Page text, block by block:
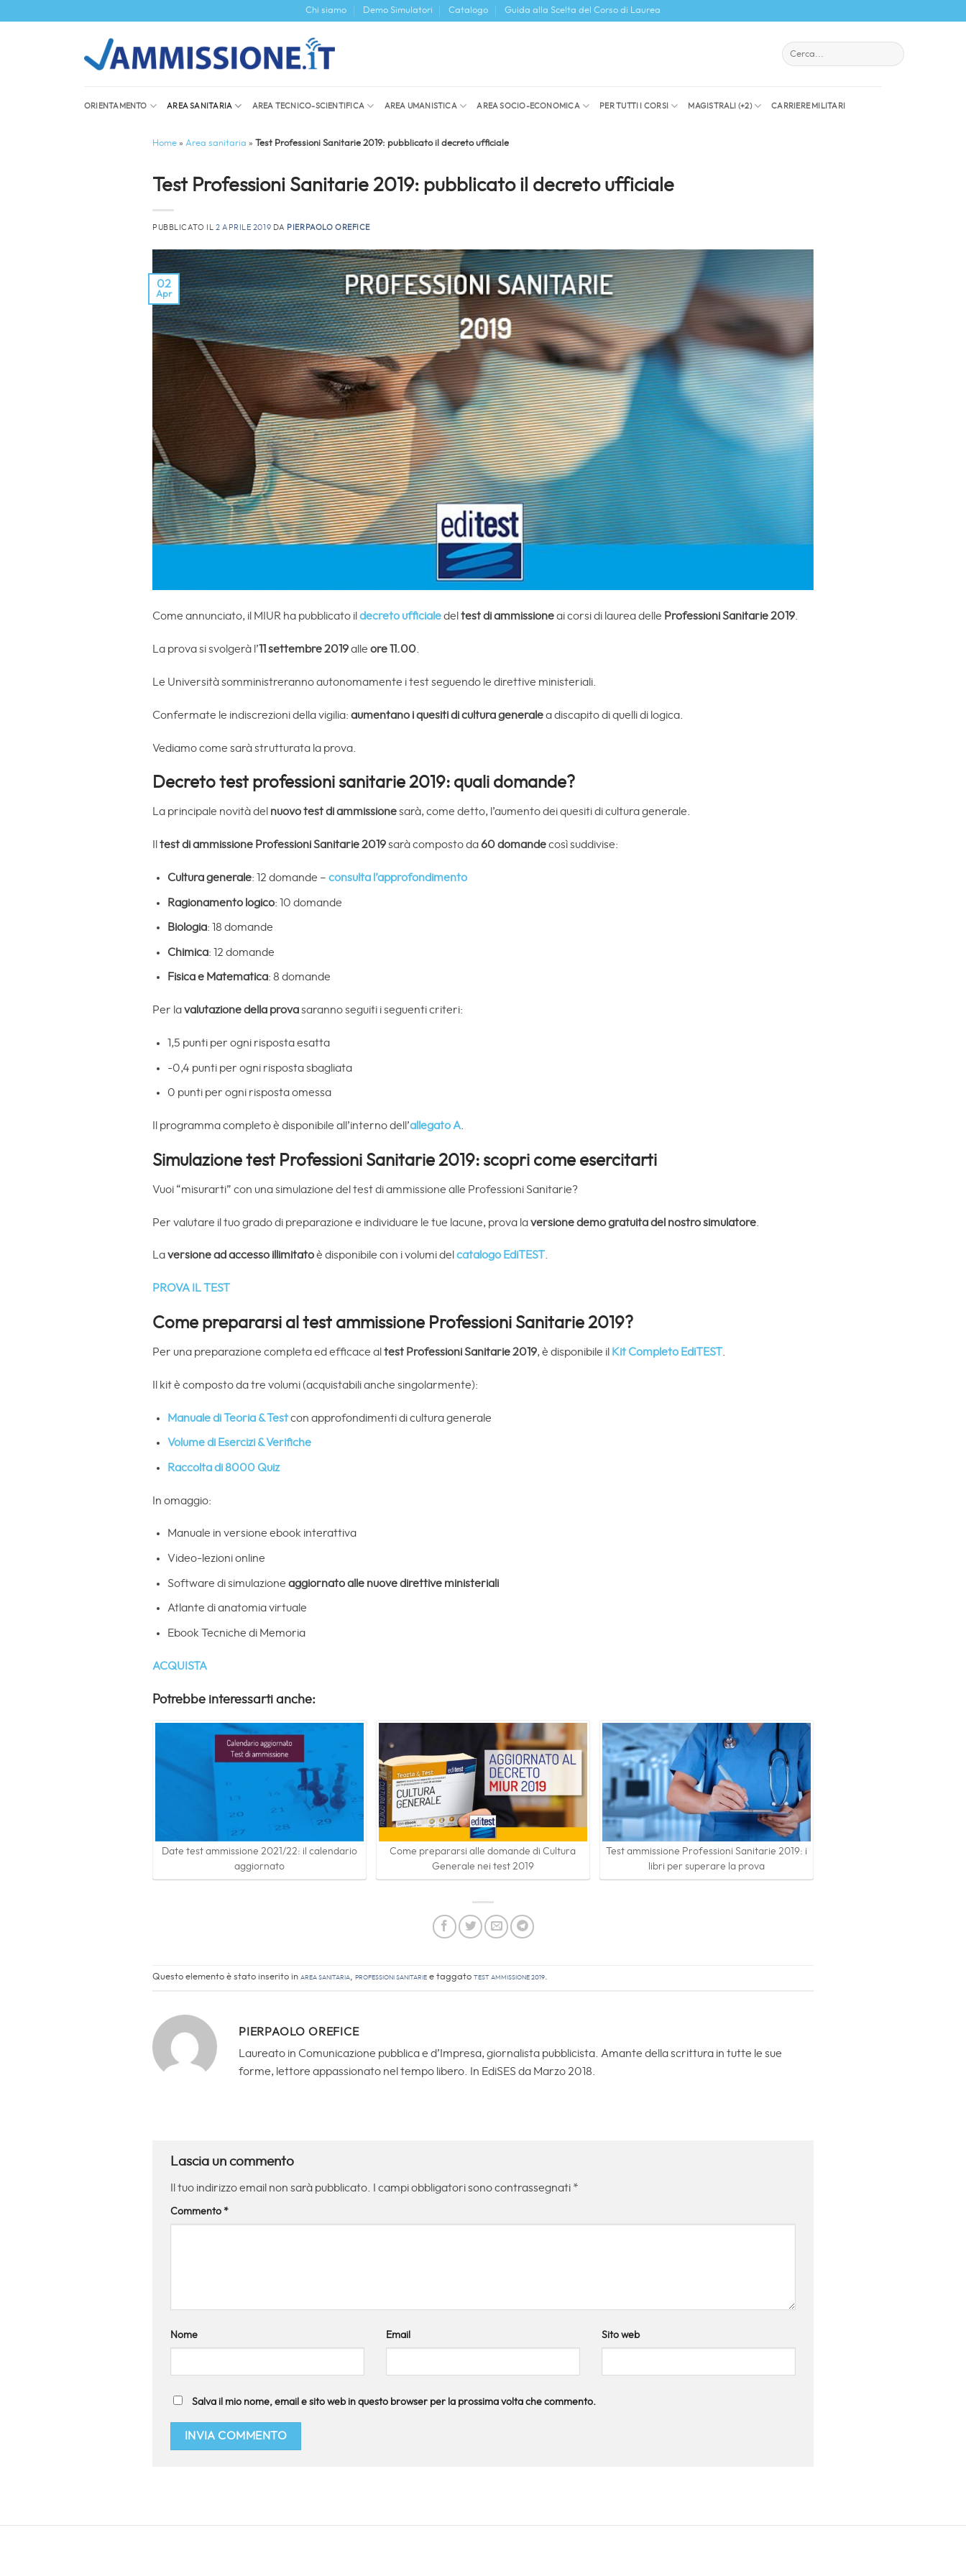
Chi siamo Demo Simulatori Catalogo Guida alla Scelta del Corso di Laurea
ORIENTAMENTO AREA SANITARIA AREA TECNICO-SCIENTIFICA AREA UMANISTICA AREA SOCIO-ECONOMICA PER TUTTI I CORSI MAGISTRALI (+2) CARRIERE MILITARI
Home » Area sanitaria » Test Professioni Sanitarie 2019: pubblicato il decreto ufficiale
Test Professioni Sanitarie 2019: pubblicato il decreto ufficiale
PUBBLICATO IL 2 APRILE 2019 DA PIERPAOLO OREFICE
02
Apr
Come annunciato, il MIUR ha pubblicato il decreto ufficialedel test di ammissioneai corsi di laurea delle Professioni Sanitarie 2019.
La prova si svolgerà l’11 settembre 2019alle ore 11.00.
Le Università somministreranno autonomamente i test seguendo le direttive ministeriali.
Confermate le indiscrezioni della vigilia: aumentano i quesiti di cultura generalea discapito di quelli di logica.
Vediamo come sarà strutturata la prova.
Decreto test professioni sanitarie 2019: quali domande?
La principale novità del nuovo test di ammissionesarà, come detto, l’aumento dei quesiti di cultura generale.
test di ammissione Professioni Sanitarie 2019sarà composto da60 domandecosì suddivise:
Cultura generale: 12 domande – consulta l’approfondimento
Ragionamento logico: 10 domande
Biologia: 18 domande
Chimica: 12 domande
Fisica e Matematica: 8 domande
Per lavalutazione della provasaranno seguiti i seguenti criteri:
1,5 punti per ogni risposta esatta
-0,4 punti per ogni risposta sbagliata
0 punti per ogni risposta omessa
Il programma completo è disponibile all’interno dell’allegato A
Simulazione test Professioni Sanitarie 2019: scopri come esercitarti
Vuoi “misurarti” con una simulazione del test di ammissione alle Professioni Sanitarie?
Per valutare il tuo grado di preparazione e individuare le tue lacune, prova laversione demo gratuita del nostro simulatore
Laversione ad accesso illimitatoè disponibile con i volumi del catalogo EdiTEST.
PROVA IL TEST
Come prepararsi al test ammissione Professioni Sanitarie 2019?
Per una preparazione completa ed efficace al test Professioni Sanitarie 2019, è disponibile il Kit Completo EdiTEST.
Il kit è composto da tre volumi (acquistabili anche singolarmente):
Manuale di Teoria & Testcon approfondimenti di cultura generale
Volume di Esercizi & Verifiche
Raccolta di 8000 Quiz
In omaggio:
Manuale in versione ebook interattiva
Video-lezioni online
Software di simulazione aggiornato alle nuove direttive ministeriali
Atlante di anatomia virtuale
Ebook Tecniche di Memoria
ACQUISTA
Potrebbe interessarti anche:
Date test ammissione 2021/22: il calendario
aggiornato
Come prepararsi alle domande di Cultura
Generale nei test 2019
Test ammissione Professioni Sanitarie 2019: i
libri per superare la prova
Questo elemento è stato inserito in Area sanitaria, Professioni Sanitarie e taggato test ammissione 2019.
PIERPAOLO OREFICE
Laureato in Comunicazione pubblica e d’Impresa, giornalista pubblicista. Amante della scrittura in tutte le sue
forme, lettore appassionato nel tempo libero. In EdiSES da Marzo 2018.
Lascia un commento
Il tuo indirizzo email non sarà pubblicato. I campi obbligatori sono contrassegnati *
Commento *
Nome Email Sito web
Salva il mio nome, email e sito web in questo browser per la prossima volta che commento.